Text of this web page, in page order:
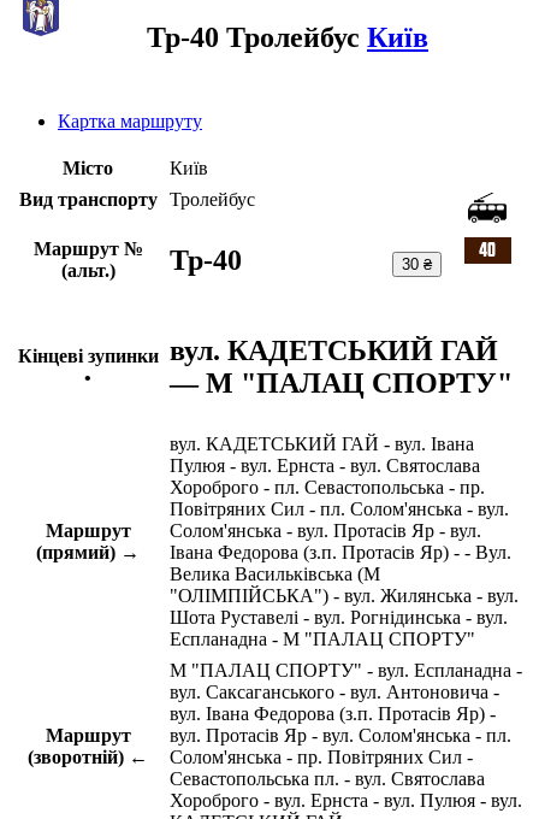
Тр-40 Тролейбус Київ
Картка маршруту
Місто
Київ
Вид транспорту
Тролейбус
Маршрут №
(альт.)
Тр-40 30 ₴
Кінцеві зупинки
•
вул. КАДЕТСЬКИЙ ГАЙ
— М "ПАЛАЦ СПОРТУ"
Маршрут
(прямий) →
вул. КАДЕТСЬКИЙ ГАЙ - вул. Івана
Пулюя - вул. Ернста - вул. Святослава
Хороброго - пл. Севастопольська - пр.
Повітряних Сил - пл. Солом'янська - вул.
Солом'янська - вул. Протасів Яр - вул.
Івана Федорова (з.п. Протасів Яр) - - Вул.
Велика Васильківська (М
"ОЛІМПІЙСЬКА") - вул. Жилянська - вул.
Шота Руставелі - вул. Рогнідинська - вул.
Еспланадна - М "ПАЛАЦ СПОРТУ"
Маршрут
(зворотній) ←
М "ПАЛАЦ СПОРТУ" - вул. Еспланадна -
вул. Саксаганського - вул. Антоновича -
вул. Івана Федорова (з.п. Протасів Яр) -
вул. Протасів Яр - вул. Солом'янська - пл.
Солом'янська - пр. Повітряних Сил -
Севастопольська пл. - вул. Святослава
Хороброго - вул. Ернста - вул. Пулюя - вул.